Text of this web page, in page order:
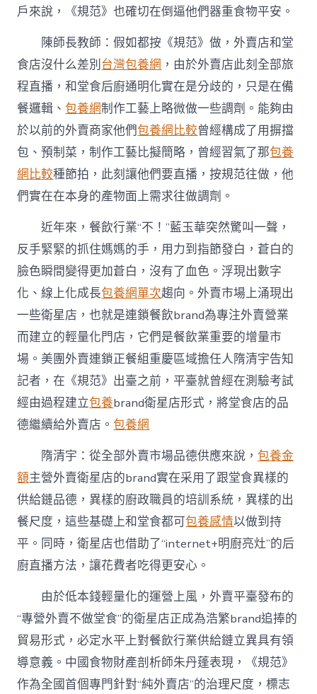
戶來說，《規范》也確切在倒逼他們器重食物平安。
陳師長教師：假如都按《規范》做，外賣店和堂
食店沒什么差別台灣包養網 ，由於外賣店此刻全部旅
程直播，和堂食后廚通明化實在是分歧的，只是在備
餐邏輯、包養網制作工藝上略微做一些調劑。能夠由
於以前的外賣商家他們包養網比較曾經構成了用摒擋
包、預制菜，制作工藝比擬簡略，曾經習氣了那包養
網比較種節拍，此刻讓他們要直播，按規范往做，他
們實在在本身的產物面上需求往做調劑。
近年來，餐飲行業“不！”藍玉華突然驚叫一聲，
反手緊緊的抓住媽媽的手，用力到指節發白，蒼白的
臉色瞬間變得更加蒼白，沒有了血色。浮現出數字
化、線上化成長包養網單次趨向。外賣市場上涌現出
一些衛星店，也就是連鎖餐飲brand為專注外賣營業
而建立的輕量化門店，它們是餐飲業重要的增量市
場。美團外賣連鎖正餐組重慶區域擔任人隋清宇告知
記者，在《規范》出臺之前，平臺就曾經在測驗考試
經由過程建立包養brand衛星店形式，將堂食店的品
德繼續給外賣店。包養網
隋清宇：從全部外賣市場品德供應來說，包養金
額主營外賣衛星店的brand實在采用了跟堂食異樣的
供給鏈品德，異樣的廚政職員的培訓系統，異樣的出
餐尺度，這些基礎上和堂食都可包養感情以做到持
平。同時，衛星店也借助了“internet+明廚亮灶”的后
廚直播方法，讓花費者吃得更安心。
由於低本錢輕量化的運營上風，外賣平臺發布的
“專營外賣不做堂食”的衛星店正成為浩繁brand追捧的
貿易形式，必定水平上對餐飲行業供給鏈立異具有領
導意義。中國食物財產剖析師朱丹蓬表現，《規范》
作為全國首個專門針對“純外賣店”的治理尺度，標志